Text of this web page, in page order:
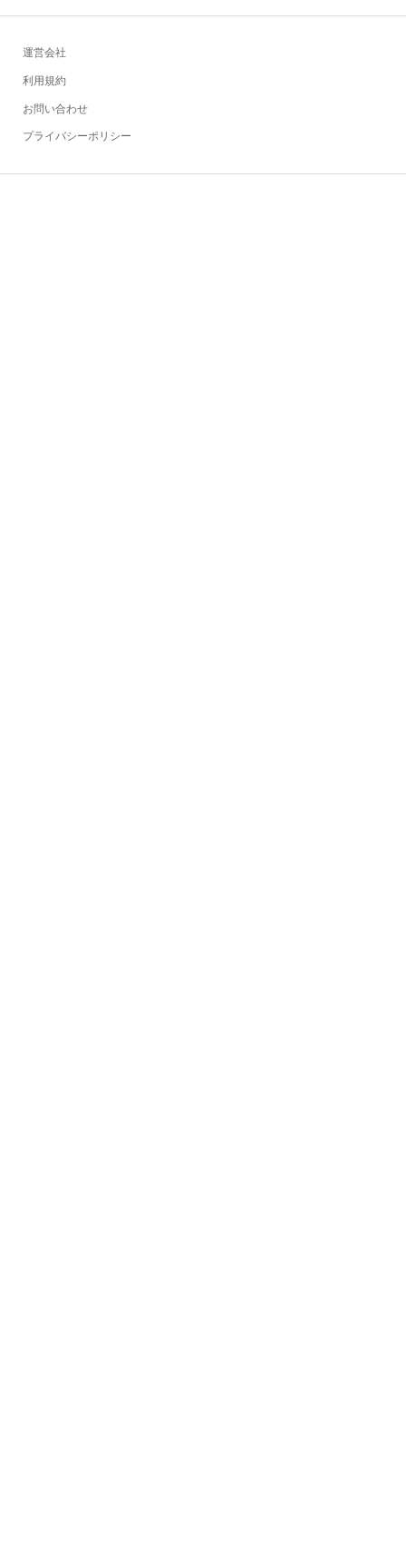
運営会社
利用規約
お問い合わせ
プライバシーポリシー